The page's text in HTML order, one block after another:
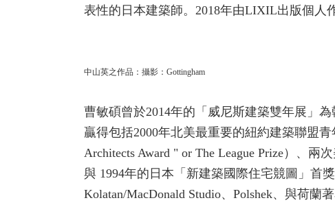
表性的日本建築師。2018年由LIXIL出版個人
中山英之作品：攝影：Gottingham
曹敏碩曾於2014年的「威尼斯建築雙年展」
贏得包括2000年北美最重要的紐約建築聯盟青
Architects Award " or The League Prize）、兩
與 1994年的日本「新建築國際住宅競圖」首
Kolatan/MacDonald Studio、Polshek、與荷